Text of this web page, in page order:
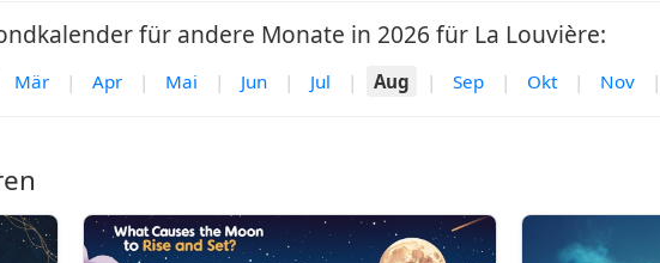
für andere Monate in 2026 für La Louvière:
Mär | Apr | Mai | Jun | Jul | Aug | Sep | Okt | Nov |